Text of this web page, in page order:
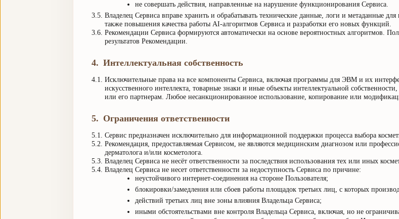
не совершать действия, направленные на нарушение функционирования Сервиса.
3.5. Владелец Сервиса вправе хранить и обрабатывать технические данные, логи и метаданные для
также повышения качества работы AI-алгоритмов Сервиса и разработки его новых функций.
3.6. Рекомендации Сервиса формируются автоматически на основе вероятностных алгоритмов.
результатов Рекомендации.
4. Интеллектуальная собственность
4.1. Исключительные права на все компоненты Сервиса, включая программы для ЭВМ и их
искусственного интеллекта, товарные знаки и иные объекты интеллектуальной
или его партнерам. Любое несанкционированное использование, копирование или
5. Ограничения ответственности
5.1. Сервис предназначен исключительно для информационной поддержки процесса выбора
5.2. Рекомендация, предоставляемая Сервисом, не являются медицинским диагнозом или
дерматолога и/или косметолога.
5.3. Владелец Сервиса не несёт ответственности за последствия использования тех или иных
5.4. Владелец Сервиса не несет ответственности за недоступность Сервиса по причине:
неустойчивого интернет-соединения на стороне Пользователя;
блокировки/замедления или сбоев работы площадок третьих лиц, с которых
действий третьих лиц вне зоны влияния Владельца Сервиса;
иными обстоятельствами вне контроля Владельца Сервиса, включая, но не